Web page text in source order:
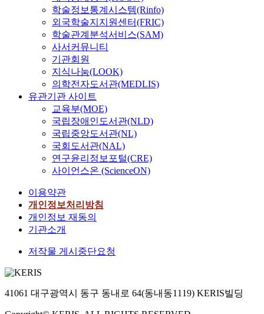
학술정보통계시스템(Rinfo)
외국학술지지원센터(FRIC)
학술관계분석서비스(SAM)
사서커뮤니티
기관회원
지식나눔(LOOK)
의학전자도서관(MEDLIS)
유관기관 사이트
교육부(MOE)
국립장애인도서관(NLD)
국립중앙도서관(NL)
국회도서관(NAL)
연구윤리정보포털(CRE)
사이언스온 (ScienceON)
이용약관
개인정보처리방침
개인정보 재동의
기관소개
저작물 게시중단요청
41061 대구광역시 동구 동내로 64(동내동1119) KERIS빌딩